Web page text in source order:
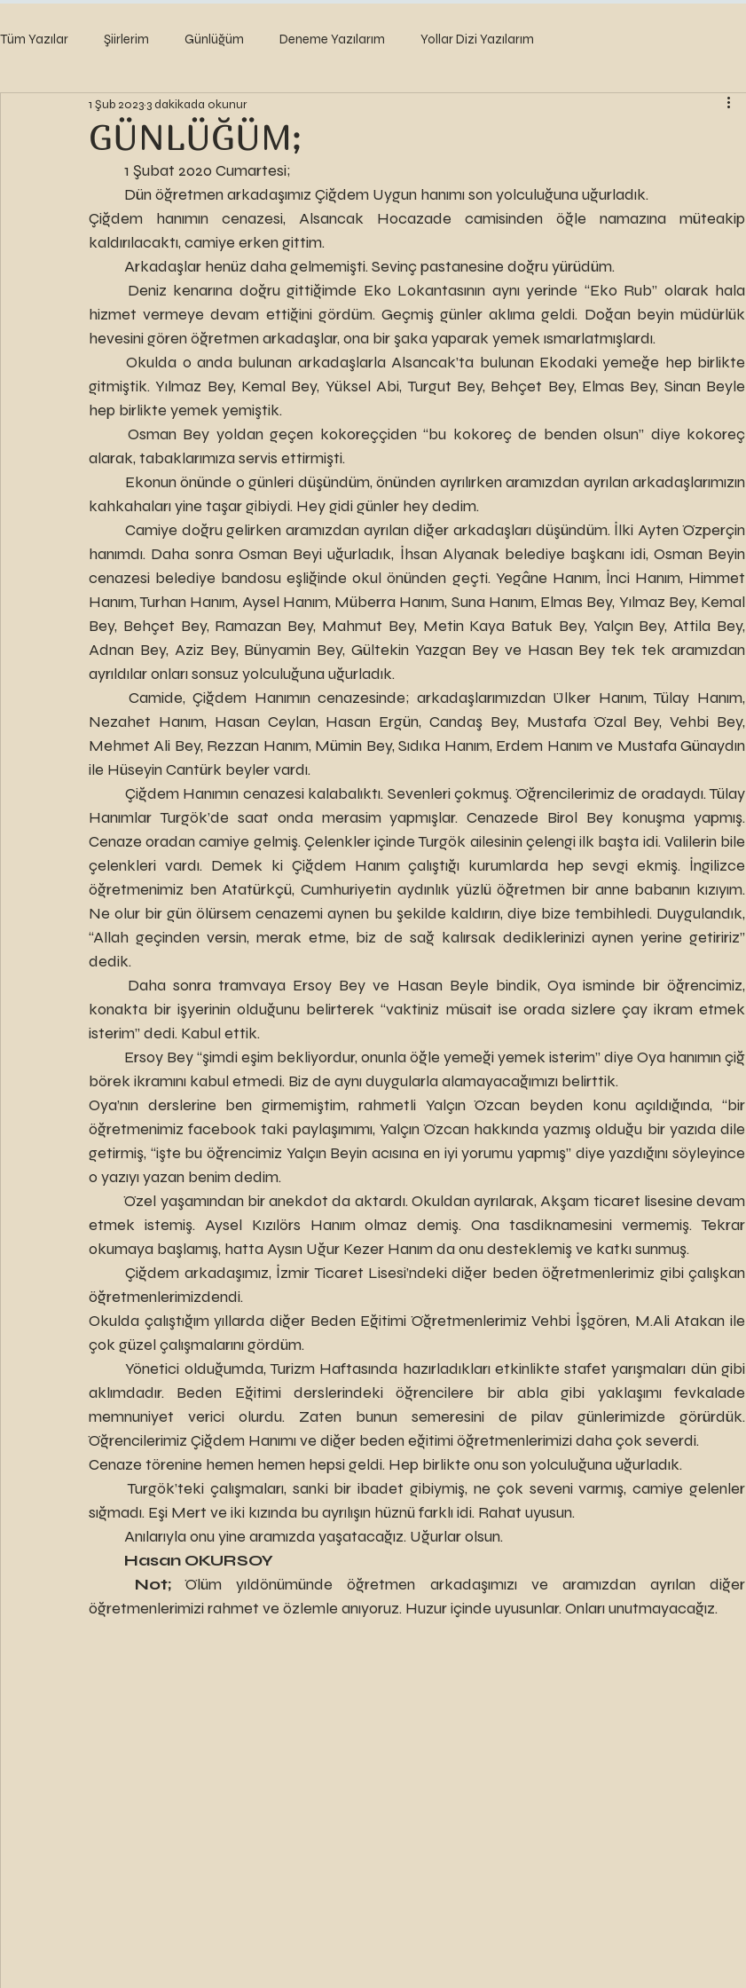
Tüm Yazılar Şiirlerim Günlüğüm Deneme Yazılarım Yollar Dizi Yazılarım
GÜNLÜĞÜM;
1 Şub 2023 3 dakikada okunur
	1 Şubat 2020 Cumartesi;
	Dün öğretmen arkadaşımız Çiğdem Uygun hanımı son yolculuğuna uğurladık.
Çiğdem hanımın cenazesi, Alsancak Hocazade camisinden öğle namazına müteakip
kaldırılacaktı, camiye erken gittim.
	Arkadaşlar henüz daha gelmemişti. Sevinç pastanesine doğru yürüdüm.
hizmet vermeye devam ettiğini gördüm. Geçmiş günler aklıma geldi. Doğan beyin müdürlük
hevesini gören öğretmen arkadaşlar, ona bir şaka yaparak yemek ısmarlatmışlardı.
	Okulda o anda bulunan arkadaşlarla Alsancak’ta bulunan Ekodaki yemeğe hep birlikte
gitmiştik. Yılmaz Bey, Kemal Bey, Yüksel Abi, Turgut Bey, Behçet Bey, Elmas Bey, Sinan Beyle
hep birlikte yemek yemiştik.
alarak, tabaklarımıza servis ettirmişti.
kahkahaları yine taşar gibiydi. Hey gidi günler hey dedim.
hanımdı. Daha sonra Osman Beyi uğurladık, İhsan Alyanak belediye başkanı idi, Osman Beyin
cenazesi belediye bandosu eşliğinde okul önünden geçti. Yegâne Hanım, İnci Hanım, Himmet
Hanım, Turhan Hanım, Aysel Hanım, Müberra Hanım, Suna Hanım, Elmas Bey, Yılmaz Bey, Kemal
Bey, Behçet Bey, Ramazan Bey, Mahmut Bey, Metin Kaya Batuk Bey, Yalçın Bey, Attila Bey,
Adnan Bey, Aziz Bey, Bünyamin Bey, Gültekin Yazgan Bey ve Hasan Bey tek tek aramızdan
ayrıldılar onları sonsuz yolculuğuna uğurladık.
Nezahet Hanım, Hasan Ceylan, Hasan Ergün, Candaş Bey, Mustafa Özal Bey, Vehbi Bey,
Mehmet Ali Bey, Rezzan Hanım, Mümin Bey, Sıdıka Hanım, Erdem Hanım ve Mustafa Günaydın
ile Hüseyin Cantürk beyler vardı.
Hanımlar Turgök’de saat onda merasim yapmışlar. Cenazede Birol Bey konuşma yapmış.
Cenaze oradan camiye gelmiş. Çelenkler içinde Turgök ailesinin çelengi ilk başta idi. Valilerin bile
çelenkleri vardı. Demek ki Çiğdem Hanım çalıştığı kurumlarda hep sevgi ekmiş. İngilizce
öğretmenimiz ben Atatürkçü, Cumhuriyetin aydınlık yüzlü öğretmen bir anne babanın kızıyım.
Ne olur bir gün ölürsem cenazemi aynen bu şekilde kaldırın, diye bize tembihledi. Duygulandık,
“Allah geçinden versin, merak etme, biz de sağ kalırsak dediklerinizi aynen yerine getiririz”
dedik.
konakta bir işyerinin olduğunu belirterek “vaktiniz müsait ise orada sizlere çay ikram etmek
isterim” dedi. Kabul ettik.
börek ikramını kabul etmedi. Biz de aynı duygularla alamayacağımızı belirttik.
Oya’nın derslerine ben girmemiştim, rahmetli Yalçın Özcan beyden konu açıldığında, “bir
öğretmenimiz facebook taki paylaşımımı, Yalçın Özcan hakkında yazmış olduğu bir yazıda dile
getirmiş, “işte bu öğrencimiz Yalçın Beyin acısına en iyi yorumu yapmış” diye yazdığını söyleyince
o yazıyı yazan benim dedim.
	Özel yaşamından bir anekdot da aktardı. Okuldan ayrılarak, Akşam ticaret lisesine devam
etmek istemiş. Aysel Kızılörs Hanım olmaz demiş. Ona tasdiknamesini vermemiş. Tekrar
okumaya başlamış, hatta Aysın Uğur Kezer Hanım da onu desteklemiş ve katkı sunmuş.
	Çiğdem arkadaşımız, İzmir Ticaret Lisesi’ndeki diğer beden öğretmenlerimiz gibi çalışkan
öğretmenlerimizdendi.
Okulda çalıştığım yıllarda diğer Beden Eğitimi Öğretmenlerimiz Vehbi İşgören, M.Ali Atakan ile
çok güzel çalışmalarını gördüm.
	Yönetici olduğumda, Turizm Haftasında hazırladıkları etkinlikte stafet yarışmaları dün gibi
aklımdadır. Beden Eğitimi derslerindeki öğrencilere bir abla gibi yaklaşımı fevkalade
memnuniyet verici olurdu. Zaten bunun semeresini de pilav günlerimizde görürdük.
Öğrencilerimiz Çiğdem Hanımı ve diğer beden eğitimi öğretmenlerimizi daha çok severdi.
Cenaze törenine hemen hemen hepsi geldi. Hep birlikte onu son yolculuğuna uğurladık.
sığmadı. Eşi Mert ve iki kızında bu ayrılışın hüznü farklı idi. Rahat uyusun.
	Anılarıyla onu yine aramızda yaşatacağız. Uğurlar olsun.
Hasan OKURSOY
	Not;
Ölüm yıldönümünde öğretmen arkadaşımızı ve aramızdan ayrılan diğer
öğretmenlerimizi rahmet ve özlemle anıyoruz. Huzur içinde uyusunlar. Onları unutmayacağız.